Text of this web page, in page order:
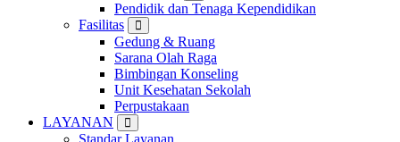
Pendidik dan Tenaga Kependidikan
Fasilitas
Gedung & Ruang
Sarana Olah Raga
Bimbingan Konseling
Unit Kesehatan Sekolah
Perpustakaan
LAYANAN
Standar Layanan